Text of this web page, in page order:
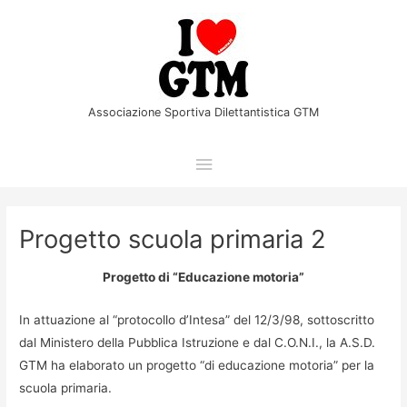
Associazione Sportiva Dilettantistica GTM
Menu
principale
Progetto scuola primaria 2
Progetto di “Educazione motoria”
In attuazione al “protocollo d’Intesa” del 12/3/98, sottoscritto
dal Ministero della Pubblica Istruzione e dal C.O.N.I., la A.S.D.
GTM ha elaborato un progetto “di educazione motoria” per la
scuola primaria.